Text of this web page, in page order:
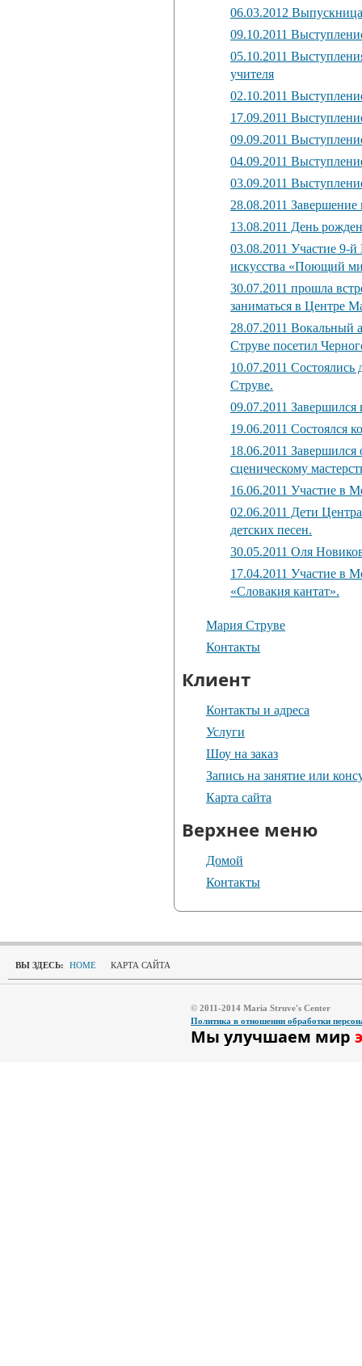
06.03.2012
09.10.2011
05.10.2011
учителя
02.10.2011
17.09.2011
09.09.2011
04.09.2011
03.09.2011
28.08.2011 Завершение
13.08.2011 День
03.08.2011 Участие 9-
искусства «Поющий
30.07.2011 прошла
заниматься в Центре
28.07.2011 Вокальный
Струве посетил
10.07.2011 Состоялись
Струве.
09.07.2011 Завершился
19.06.2011 Состоялся
18.06.2011
сценическому
16.06.2011 Участие в
02.06.2011 Дети
детских песен.
30.05.2011 Оля
17.04.2011 Участие в
«Словакия кантат».
Мария Струве
Контакты
Клиент
Контакты и адреса
Услуги
Шоу на заказ
Запись на занятие или
Карта сайта
Верхнее меню
Домой
Контакты
ВЫ ЗДЕСЬ: HOME КАРТА САЙТА
© 2011-2014 Maria Struve's Center
Политика в отношении обработки
Мы улучшаем мир